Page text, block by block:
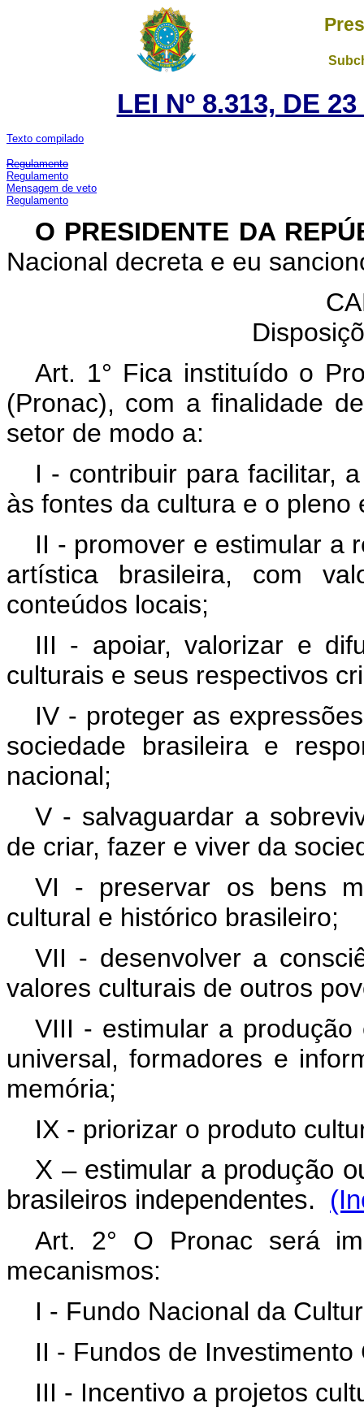
LEI Nº 8.313, DE
Texto compilado
Regulamento
Regulamento
Mensagem de veto
Regulamento
O PRESIDENTE DA
Nacional decreta e eu
Art. 1° Fica instituído o
(Pronac), com a finalidade
setor de modo a:
I - contribuir para facilitar,
às fontes da cultura e o
II - promover e estimular a
artística brasileira, com
conteúdos locais;
III - apoiar, valorizar e
culturais e seus respectivos
IV - proteger as
sociedade brasileira e
nacional;
V - salvaguardar a
de criar, fazer e viver da
VI - preservar os bens
cultural e histórico brasileiro;
VII - desenvolver a
valores culturais de outros
VIII - estimular a
universal, formadores e
memória;
IX - priorizar o produto
X – estimular a produção
brasileiros independentes.
Art. 2° O Pronac será
mecanismos:
I - Fundo Nacional da
II - Fundos de
III - Incentivo a projetos